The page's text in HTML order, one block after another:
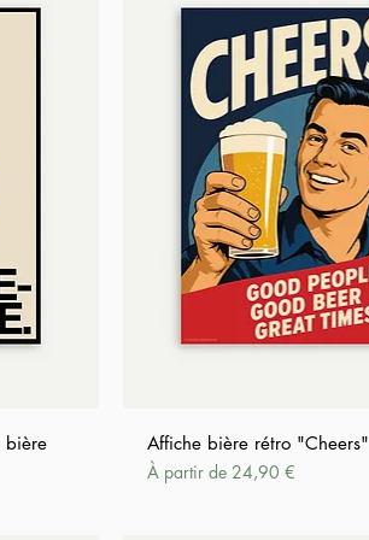
bière
Affiche bière rétro "Cheers"
À partir de 24,90 €
Prix promotionnel